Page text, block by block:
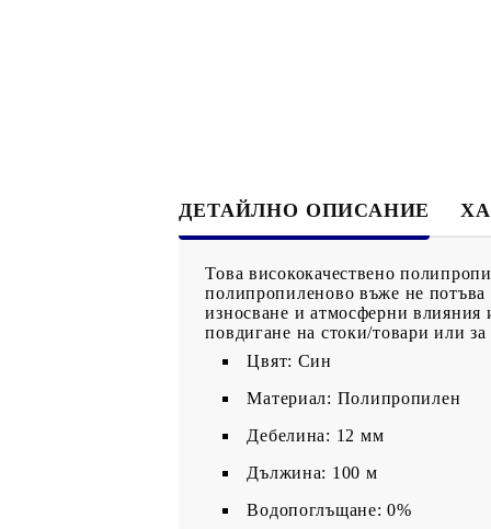
ДЕТАЙЛНО ОПИСАНИЕ
Това висококачествено
полипропиленово въже не
износване и атмосферни влияния
повдигане на стоки/товари или
Цвят: Син
Материал: Полипропилен
Дебелина: 12 мм
Дължина: 100 м
Водопоглъщане: 0%